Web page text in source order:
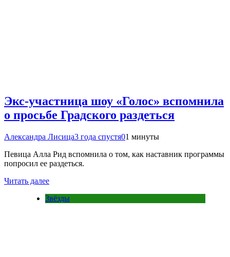
Экс-участница шоу «Голос» вспомнила
о просьбе Градского раздеться
Александра Лисица3 года спустя01 минуты
Певица Алла Рид вспомнила о том, как наставник программы
попросил ее раздеться.
Читать далее
Звёзды